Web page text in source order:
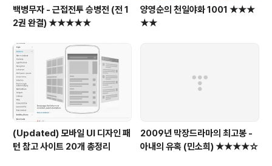
백병무자 - 근접전투 승병전 (전 1
2권 완결) ★★★★★
양영순의 천일야화 1001 ★★★
★★
(Updated) 모바일 UI 디자인 패
턴 참고 사이트 20개 총정리
2009년 막장드라마의 최고봉 -
아내의 유혹 (민소희) ★★★★☆